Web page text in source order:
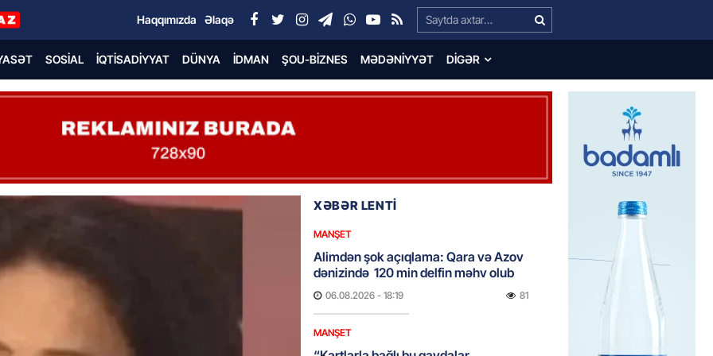
Search…
Haqqımızda Əlaqə
SOSIAL İQTISADIYYAT DÜNYA İDMAN ŞOU-BIZNES MƏDƏNIYYƏT DIGƏR
XƏBƏR LENTİ
MANŞET
Alimdən şok açıqlama: Qara və Azov
dənizində 120 min delfin məhv olub
06.08.2026 - 18:19 81
MANŞET